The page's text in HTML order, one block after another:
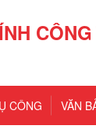
CÔNG VĂN